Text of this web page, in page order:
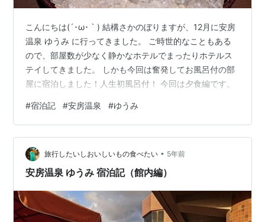
こんにちは(´･ω･｀) 結構さかのぼりますが、12月に安房
温泉 ゆうみ に行ってきました。 ご時世的なこともある
ので、部屋数が少なく静かなホテルでまったりホテルス
テイしてきました。 しかも今回は奮発してお風呂付の部
屋に宿泊しました！人生初風呂付！ 今回は夕食編です。
#宿泊記 #安房温泉 #ゆうみ
旅行したいしおいしいもの食べたい • 5年前
安房温泉 ゆうみ 宿泊記（館内編）